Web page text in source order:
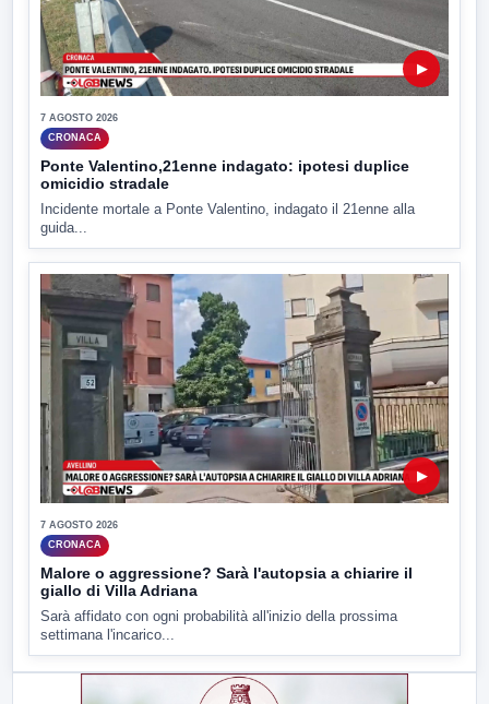
▶
7 AGOSTO 2026
CRONACA
Ponte Valentino,21enne indagato: ipotesi duplice
omicidio stradale
Incidente mortale a Ponte Valentino, indagato il 21enne alla
guida...
▶
7 AGOSTO 2026
CRONACA
Malore o aggressione? Sarà l'autopsia a chiarire il
giallo di Villa Adriana
Sarà affidato con ogni probabilità all'inizio della prossima
settimana l'incarico...